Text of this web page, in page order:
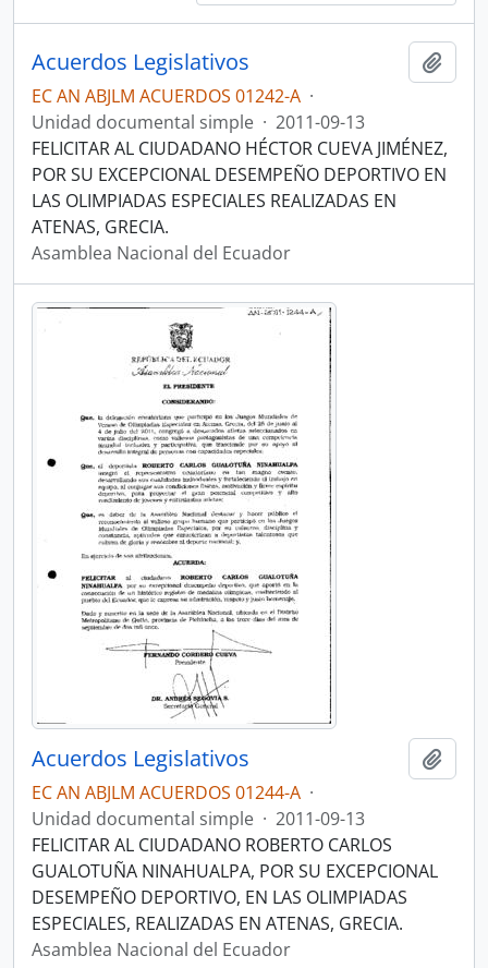
Acuerdos Legislativos
EC AN ABJLM ACUERDOS 01242-A ·
Unidad documental simple · 2011-09-13
FELICITAR AL CIUDADANO HÉCTOR CUEVA JIMÉNEZ,
POR SU EXCEPCIONAL DESEMPEÑO DEPORTIVO EN
LAS OLIMPIADAS ESPECIALES REALIZADAS EN
ATENAS, GRECIA.
Asamblea Nacional del Ecuador
Acuerdos Legislativos
EC AN ABJLM ACUERDOS 01244-A ·
Unidad documental simple · 2011-09-13
FELICITAR AL CIUDADANO ROBERTO CARLOS
GUALOTUÑA NINAHUALPA, POR SU EXCEPCIONAL
DESEMPEÑO DEPORTIVO, EN LAS OLIMPIADAS
ESPECIALES, REALIZADAS EN ATENAS, GRECIA.
Asamblea Nacional del Ecuador